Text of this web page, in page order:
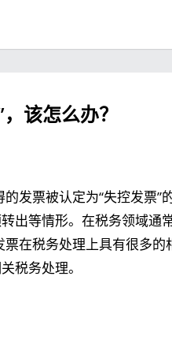
该怎么办？
发票被认定为“失控发票”
出等情形。在税务领域通
在税务处理上具有很多的
税务处理。